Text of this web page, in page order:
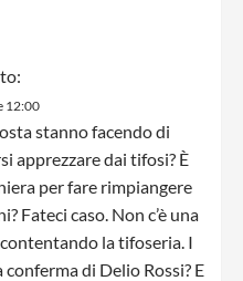
12:00
stanno facendo di
apprezzare dai tifosi? È
per fare rimpiangere
Fateci caso. Non c’è una
la tifoseria. I
di Delio Rossi? E